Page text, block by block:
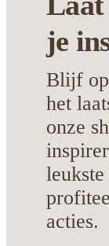
je
Blijf
het
onze
acties.